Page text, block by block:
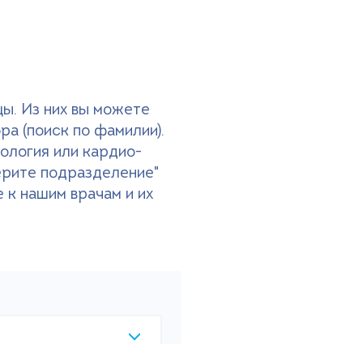
Из них вы можете
(поиск по фамилии).
или кардио-
подразделение"
к нашим врачам и их